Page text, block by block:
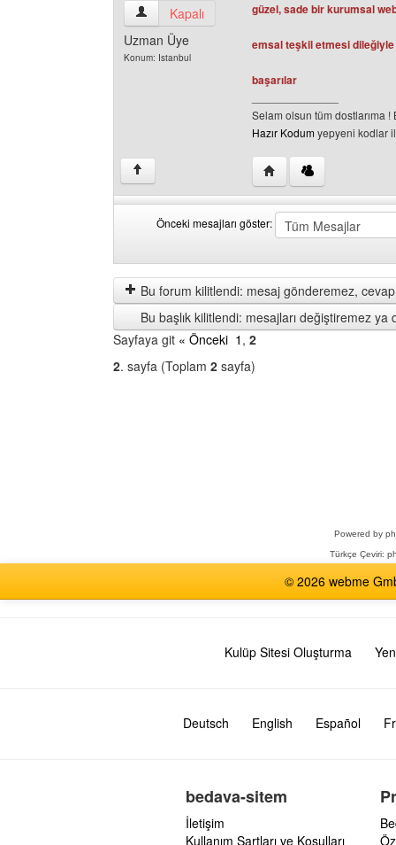
baslangic-sayfam Kullanıcının profilini
Kapalı
Uzman Üye
Konum: Istanbul
güzel, sade bir kurumsal
emsal teşkil etmesi dileğiyle
başarılar
Selam olsun tüm dostlarıma
Hazır Kodumyepyeni kodlar
↑ Yazarın web sitesini
Önceki mesajları göster:
mesajları
göster
by
Bu forum kilitlendi: mesaj gönderemez,
Bu başlık kilitlendi: mesajları değiştiremez ya
Sayfaya git « Önceki 1 , 2
2. sayfa (Toplam 2 sayfa)
Powered by
Türkçe Çeviri:
© 2026 webme
Kulüp Sitesi Oluşturma
Deutsch English Español
bedava-sitem
İletişim
Kullanım Şartları ve Koşulları